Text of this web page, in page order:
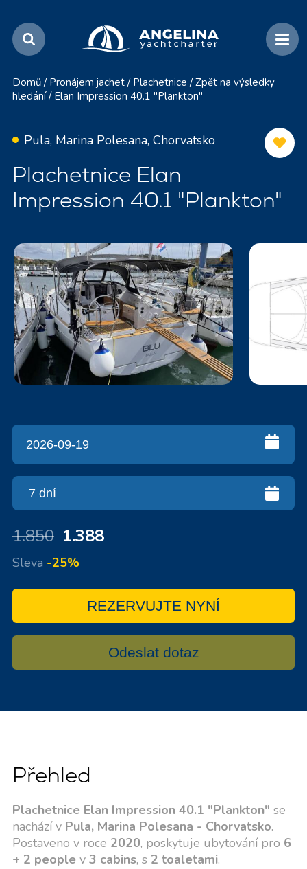
Domů / Pronájem jachet / Plachetnice / Zpět na výsledky
hledání / Elan Impression 40.1 "Plankton"
Pula, Marina Polesana, Chorvatsko
Plachetnice Elan
Impression 40.1 "Plankton"
1.850 1.388
Sleva -25%
REZERVUJTE NYNÍ
Odeslat dotaz
Přehled
Plachetnice Elan Impression 40.1 "Plankton" se
nachází v Pula, Marina Polesana - Chorvatsko.
Postaveno v roce 2020, poskytuje ubytování pro 6
+ 2 people v 3 cabins, s 2 toaletami.